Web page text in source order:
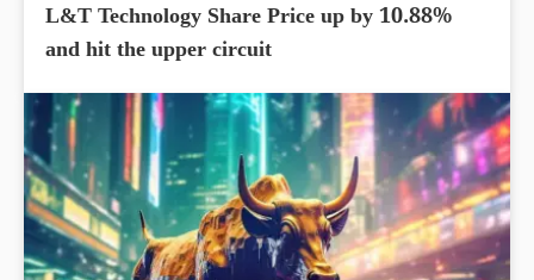
L&T Technology Share Price up by 10.88%
and hit the upper circuit